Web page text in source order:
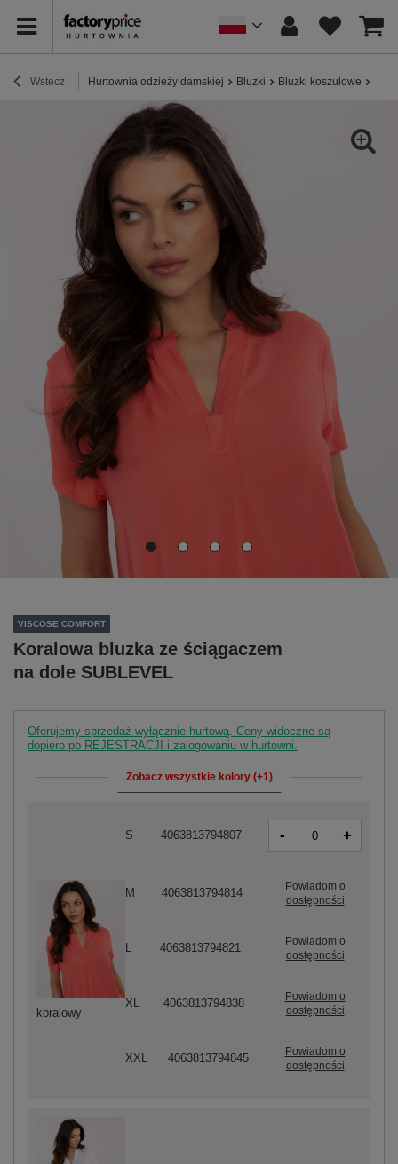
Wstecz Hurtownia odzieży damskiej Bluzki Bluzki koszulowe
VISCOSE COMFORT
Koralowa bluzka ze ściągaczem
na dole SUBLEVEL
Oferujemy sprzedaż wyłącznie hurtową. Ceny widoczne są
dopiero po REJESTRACJI i zalogowaniu w hurtowni.
Zobacz wszystkie kolory (+1)
koralowy
S 4063813794807 - +
M 4063813794814
Powiadom o
dostępności
4063813794821
Powiadom o
dostępności
XL 4063813794838
Powiadom o
dostępności
XXL 4063813794845
Powiadom o
dostępności